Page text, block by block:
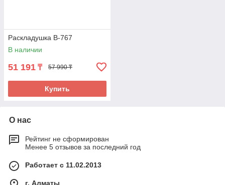
Раскладушка B-767
В наличии
51 191 ₸ 57 990 ₸
Купить
О нас
Рейтинг не сформирован
Менее 5 отзывов за последний год
Работает с 11.02.2013
г. Алматы